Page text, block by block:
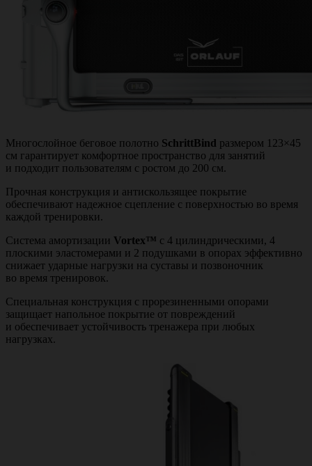
Многослойное беговое полотно SchrittBind размером 123×45
см гарантирует комфортное пространство для занятий
и подходит пользователям с ростом до 200 см.
Прочная конструкция и антискользящее покрытие
обеспечивают надежное сцепление с поверхностью во время
каждой тренировки.
Система амортизации Vortex™ с 4 цилиндрическими, 4
плоскими эластомерами и 2 подушками в опорах эффективно
снижает ударные нагрузки на суставы и позвоночник
во время тренировок.
Специальная конструкция с прорезиненными опорами
защищает напольное покрытие от повреждений
и обеспечивает устойчивость тренажера при любых
нагрузках.